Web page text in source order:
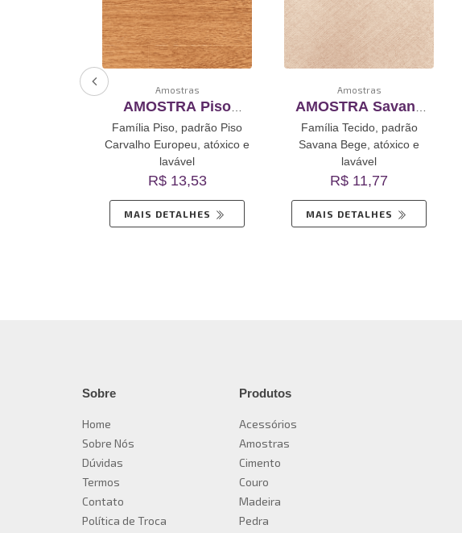
Amostras
AMOSTRA Piso
Carvalho Europeu
Revestimento De
Vinil Autoadesivo
Família Piso, padrão Piso
Carvalho Europeu, atóxico e
lavável
R$ 13,53
MAIS DETALHES
Amostras
AMOSTRA Savana
Bege Revestimento
De Vinil Autoadesivo
Família Tecido, padrão
Savana Bege, atóxico e
lavável
R$ 11,77
MAIS DETALHES
Sobre
Home
Sobre Nós
Dúvidas
Termos
Contato
Política de Troca
Produtos
Acessórios
Amostras
Cimento
Couro
Madeira
Pedra